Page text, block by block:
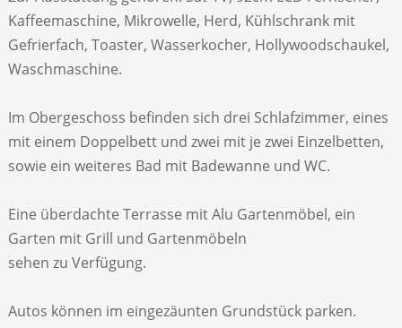
Kaffeemaschine, Mikrowelle, Herd, Kühlschrank mit
Gefrierfach, Toaster, Wasserkocher, Hollywoodschaukel,
Waschmaschine.
Im Obergeschoss befinden sich drei Schlafzimmer, eines
mit einem Doppelbett und zwei mit je zwei Einzelbetten,
sowie ein weiteres Bad mit Badewanne und WC.
Eine überdachte Terrasse mit Alu Gartenmöbel, ein
Garten mit Grill und Gartenmöbeln
sehen zu Verfügung.
Autos können im eingezäunten Grundstück parken.